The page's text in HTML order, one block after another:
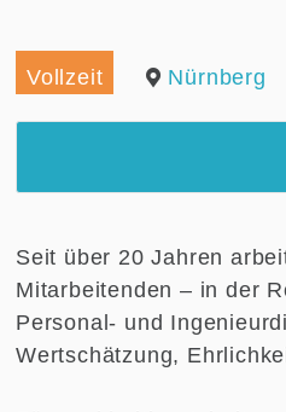
Vollzeit Nürnberg
Seit über 20 Jahren
Mitarbeitenden – in der
Personal- und
Wertschätzung,